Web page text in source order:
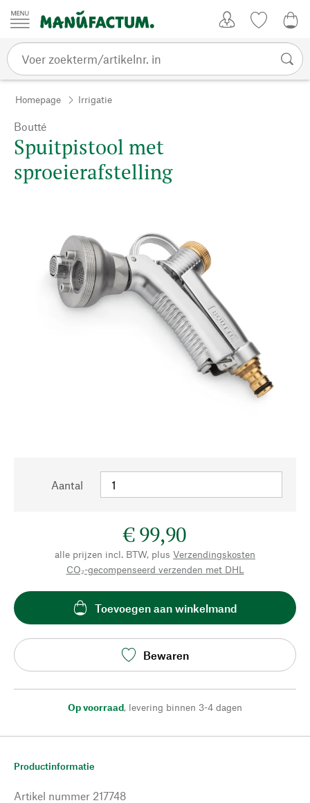
Passer au contenu
Homepage Irrigatie
Boutté
Spuitpistool met
sproeierafstelling
Aantal
€ 99,90
alle prijzen incl. BTW, plus Verzendingskosten
CO₂-gecompenseerd verzenden met DHL
Toevoegen aan winkelmand
Bewaren
Op voorraad, levering binnen 3-4 dagen
Productinformatie
Artikel nummer 217748